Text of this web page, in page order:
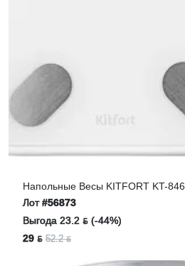
Напольные Весы KITFORT KT-846
Лот#56873
Выгода 23.2 ƃ (-44%)
29 ƃ 52.2 ƃ